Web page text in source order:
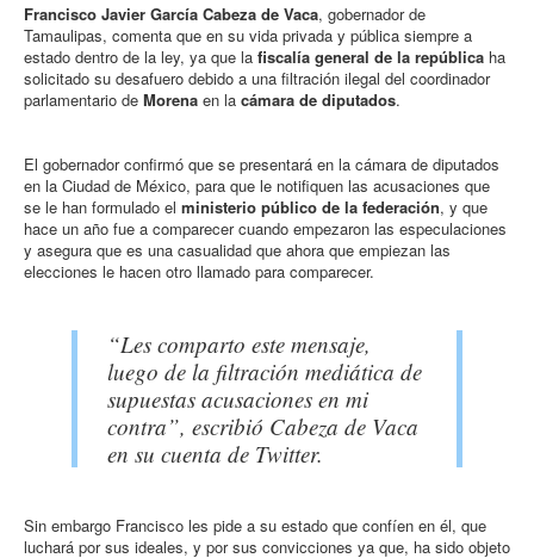
Francisco Javier García Cabeza de Vaca, gobernador de
Tamaulipas, comenta que en su vida privada y pública siempre a
estado dentro de la ley, ya que la fiscalía general de la república ha
solicitado su desafuero debido a una filtración ilegal del coordinador
parlamentario de Morena en la cámara de diputados.
El gobernador confirmó que se presentará en la cámara de diputados
en la Ciudad de México, para que le notifiquen las acusaciones que
se le han formulado el ministerio público de la federación, y que
hace un año fue a comparecer cuando empezaron las especulaciones
y asegura que es una casualidad que ahora que empiezan las
elecciones le hacen otro llamado para comparecer.
“Les comparto este mensaje,
luego de la filtración mediática de
supuestas acusaciones en mi
contra”, escribió Cabeza de Vaca
en su cuenta de Twitter.
Sin embargo Francisco les pide a su estado que confíen en él, que
luchará por sus ideales, y por sus convicciones ya que, ha sido objeto